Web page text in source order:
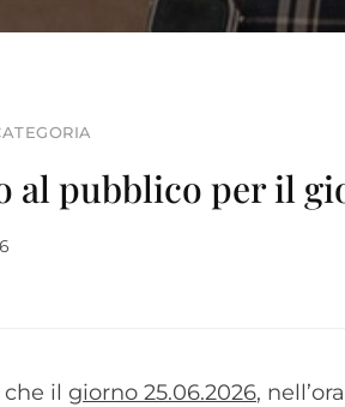
al pubblico per il
che il giorno 25.06.2026,